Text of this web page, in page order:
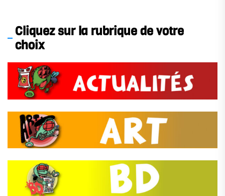
Cliquez sur la rubrique de votre
choix